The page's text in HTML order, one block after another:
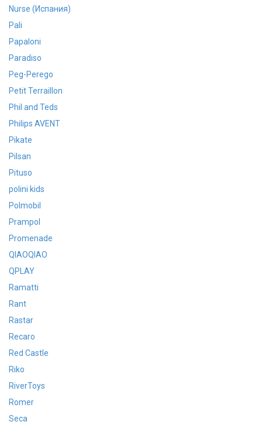
Nurse (Испания)
Pali
Papaloni
Paradiso
Peg-Perego
Petit Terraillon
Phil and Teds
Philips AVENT
Pikate
Pilsan
Pituso
polini kids
Polmobil
Prampol
Promenade
QIAOQIAO
QPLAY
Ramatti
Rant
Rastar
Recaro
Red Castle
Riko
RiverToys
Romer
Seca